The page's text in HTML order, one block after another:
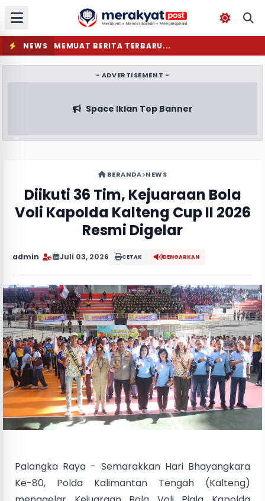
NEWS MEMUAT BERITA TERBARU...
- ADVERTISEMENT -
Space Iklan Top Banner
BERANDA NEWS
Diikuti 36 Tim, Kejuaraan Bola
Voli Kapolda Kalteng Cup II 2026
Resmi Digelar
admin Juli 03, 2026 CETAK DENGARKAN
Palangka Raya - Semarakkan Hari Bhayangkara
Ke-80, Polda Kalimantan Tengah (Kalteng)